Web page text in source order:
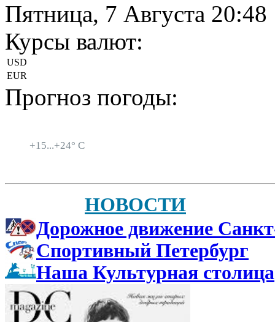
Пятница, 7 Августа 20:48
Курсы валют:
USD
EUR
Прогноз погоды:
+15...+24° C
НОВОСТИ
Дорожное движение
Спортивный Петербург
Наша Культурная столица